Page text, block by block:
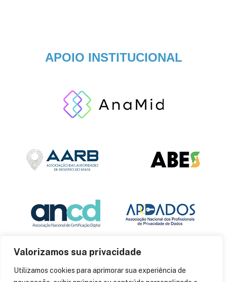
Valorizamos sua privacidade
Utilizamos cookies para aprimorar sua experiência de
APOIO INSTITUCIONAL